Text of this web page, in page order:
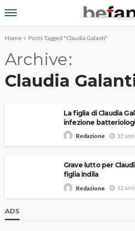
Home Posts Tagged "Claudia Galanti"
Archive
Claudia
La figlia di Claudia
infezione
Redazione 12
Grave lutto per
figlia Indila
Redazione 12
ADS